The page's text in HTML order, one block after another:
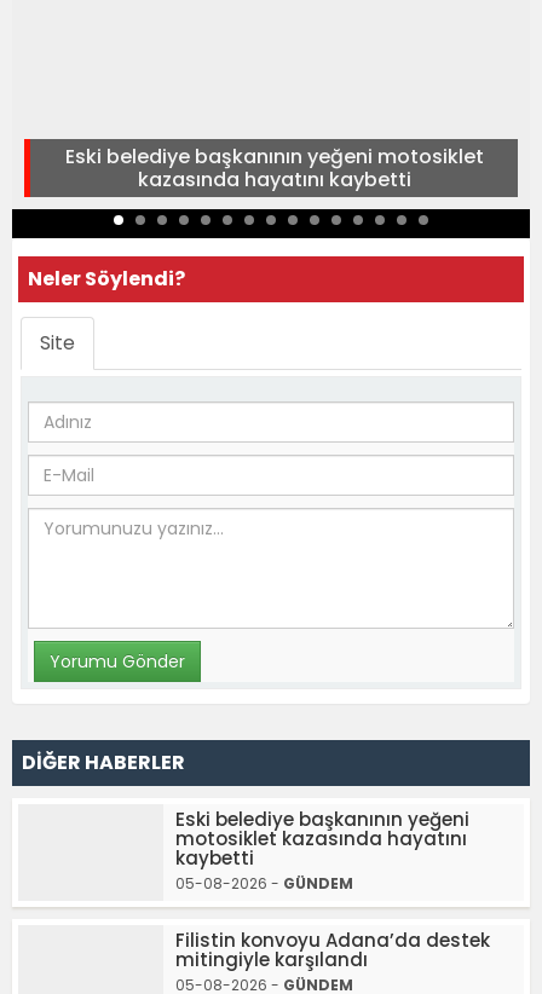
Eski belediye başkanının yeğeni motosiklet
kazasında hayatını kaybetti
Neler Söylendi?
Site
DİĞER HABERLER
Eski belediye başkanının yeğeni
motosiklet kazasında hayatını
kaybetti
05-08-2026 - GÜNDEM
Filistin konvoyu Adana’da destek
mitingiyle karşılandı
05-08-2026 - GÜNDEM